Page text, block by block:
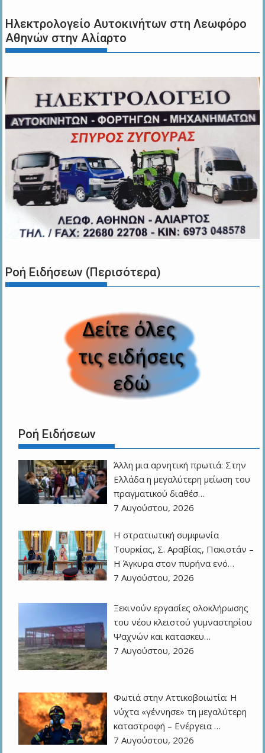
Ηλεκτρολογείο Αυτοκινήτων στη Λεωφόρο
Αθηνών στην Αλίαρτο
Ροή Ειδήσεων (Περισότερα)
Ροή Ειδήσεων
Άλλη μια αρνητική πρωτιά: Στην
Ελλάδα η μεγαλύτερη μείωση του
πραγματικού διαθέσ…
7 Αυγούστου, 2026
Η στρατιωτική συμφωνία
Τουρκίας, Σ. Αραβίας, Πακιστάν –
Η Άγκυρα στον πυρήνα ενό…
7 Αυγούστου, 2026
Ξεκινούν εργασίες ολοκλήρωσης
του νέου κλειστού γυμναστηρίου
Ψαχνών και κατασκευ…
7 Αυγούστου, 2026
Φωτιά στην Αττικοβοιωτία: Η
νύχτα «γέννησε» τη μεγαλύτερη
καταστροφή – Ενέργεια …
7 Αυγούστου, 2026